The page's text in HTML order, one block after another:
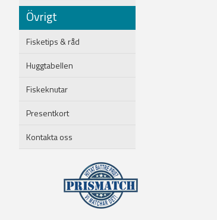
Övrigt
Fisketips & råd
Huggtabellen
Fiskeknutar
Presentkort
Kontakta oss